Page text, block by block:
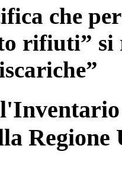
che
rifiuti”